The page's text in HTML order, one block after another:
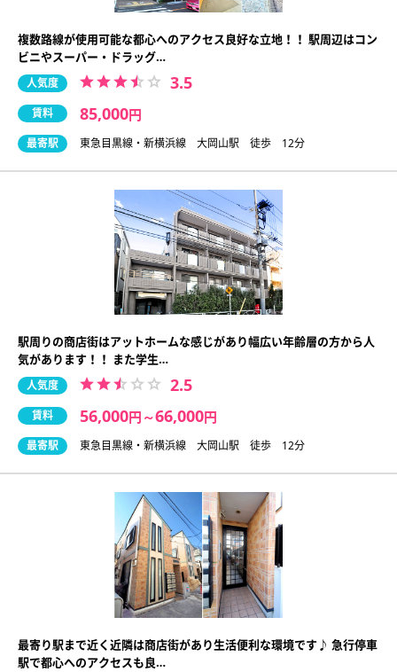
複数路線が使用可能な都心へのアクセス良好な立地！！ 駅周辺はコン
ビニやスーパー・ドラッグ…
人気度 3.5
賃料 85,000円
最寄駅 東急目黒線・新横浜線 大岡山駅 徒歩 12分
駅周りの商店街はアットホームな感じがあり幅広い年齢層の方から人
気があります！！ また学生…
人気度 2.5
賃料 56,000円 ～66,000円
最寄駅 東急目黒線・新横浜線 大岡山駅 徒歩 12分
最寄り駅まで近く近隣は商店街があり生活便利な環境です♪ 急行停車
駅で都心へのアクセスも良…